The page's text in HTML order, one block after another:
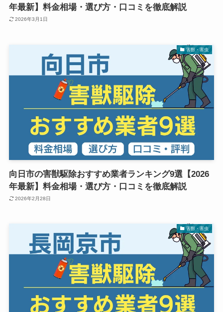
年最新】料金相場・選び方・口コミを徹底解説
2026年3月1日
害獣・害虫
向日市の害獣駆除おすすめ業者ランキング9選【2026
年最新】料金相場・選び方・口コミを徹底解説
2026年2月28日
害獣・害虫